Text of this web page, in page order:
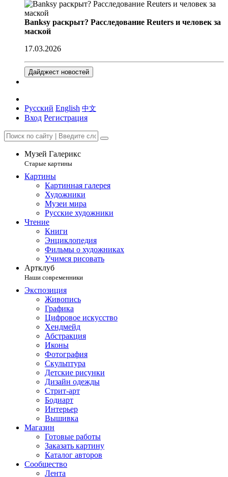
Banksy раскрыт? Расследование Reuters и человек за
маской
17.03.2026
Дайджест новостей
Русский English 中文
Вход Регистрация
Музей Галерикс
Старые картины
Картины
Картинная галерея
Художники
Музеи мира
Русские художники
Чтение
Книги
Энциклопедия
Фильмы о художниках
Учимся рисовать
Артклуб
Наши современники
Экспозиция
Живопись
Графика
Цифровое искусство
Хендмейд
Абстракция
Иконы
Фотография
Скульптура
Детские рисунки
Дизайн одежды
Стрит-арт
Бодиарт
Интерьер
Вышивка
Магазин
Готовые работы
Заказать картину
Каталог авторов
Сообщество
Лента